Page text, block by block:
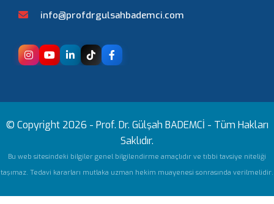
info@profdrgulsahbademci.com
© Copyright 2026 - Prof. Dr. Gülşah BADEMCİ - Tüm Hakları
Saklıdır.
Bu web sitesindeki bilgiler genel bilgilendirme amaçlıdır ve tıbbi tavsiye niteliği
taşımaz. Tedavi kararları mutlaka uzman hekim muayenesi sonrasında verilmelidir.